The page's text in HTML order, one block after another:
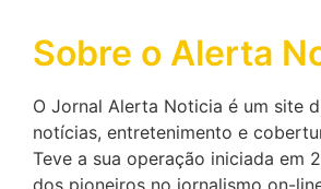
Sobre o Alerta
O Jornal Alerta Noticia é um site
notícias, entretenimento e
Teve a sua operação iniciada em
dos pioneiros no jornalismo on-